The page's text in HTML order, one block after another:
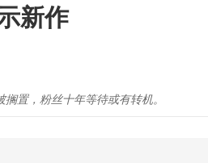
新作
置，粉丝十年等待或有转机。